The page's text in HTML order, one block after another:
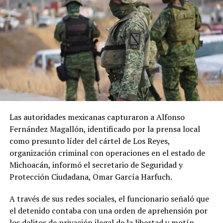
contra su vida tras el asesinato de familiares.
ADVERTISEMENT
El Gobierno hondureño informó que mantiene
seguimiento del caso y que respaldaría un eventual
retorno voluntario del migrante.
Hasta el momento, ICE no había respondido a las
seis migrantes.
ADVERTISEMENT
La situación genera preocupación sobre la capacidad del
Reino Unido para mantener su producción agrícola y
garantizar el abastecimiento de alimentos,
especialmente después de que el país haya enfrentado
varias olas de calor desde mayo y una sucesión de
años.
Las autoridades mexicanas capturaron a Alfonso
Fernández Magallón, identificado por la prensa local
como presunto líder del cártel de Los Reyes,
organización criminal con operaciones en el estado de
Michoacán, informó el secretario de Seguridad y
Protección Ciudadana, Omar García Harfuch.
A través de sus redes sociales, el funcionario señaló que
el detenido contaba con una orden de aprehensión por